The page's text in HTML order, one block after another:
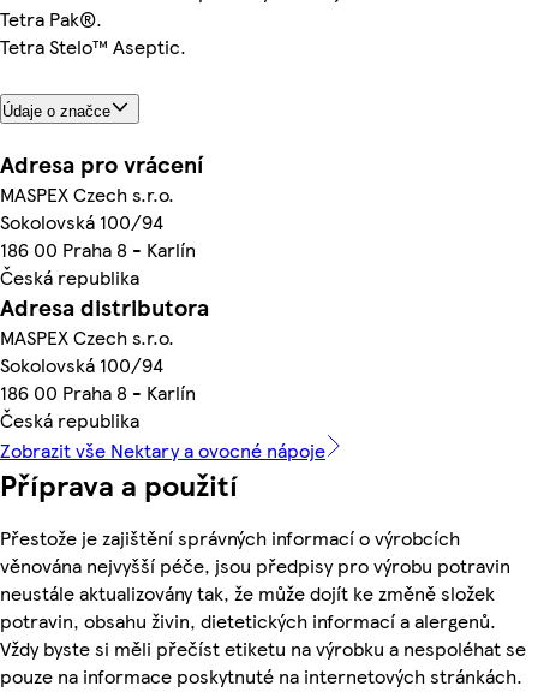
Tetra Pak®.
Tetra Stelo™ Aseptic.
Údaje o značce
Adresa pro vrácení
MASPEX Czech s.r.o.
Sokolovská 100/94
186 00 Praha 8 - Karlín
Česká republika
Adresa distributora
MASPEX Czech s.r.o.
Sokolovská 100/94
186 00 Praha 8 - Karlín
Česká republika
Zobrazit vše Nektary a ovocné nápoje
Příprava a použití
Přestože je zajištění správných informací o výrobcích
věnována nejvyšší péče, jsou předpisy pro výrobu potravin
neustále aktualizovány tak, že může dojít ke změně složek
potravin, obsahu živin, dietetických informací a alergenů.
Vždy byste si měli přečíst etiketu na výrobku a nespoléhat se
pouze na informace poskytnuté na internetových stránkách.